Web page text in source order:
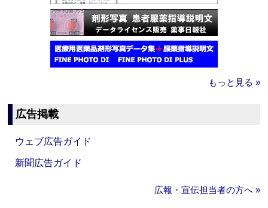
もっと見る »
広告掲載
ウェブ広告ガイド
新聞広告ガイド
広報・宣伝担当者の方へ »